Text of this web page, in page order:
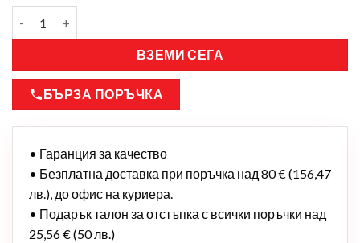
ВЗЕМИ СЕГА
БЪРЗА ПОРЪЧКА
• Гаранция за качество
• Безплатна доставка при поръчка над 80 € (156,47
лв.), до офис на куриера.
• Подарък талон за отстъпка с всички поръчки над
25,56 € (50 лв.)